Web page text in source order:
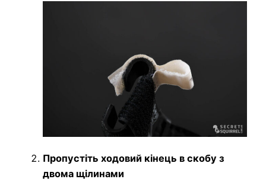
Пропустіть ходовий кінець в скобу з
двома щілинами